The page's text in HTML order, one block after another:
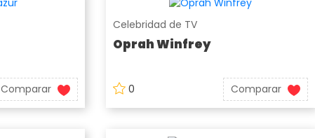
Comparar
Celebridad de TV
Oprah Winfrey
0 Comparar